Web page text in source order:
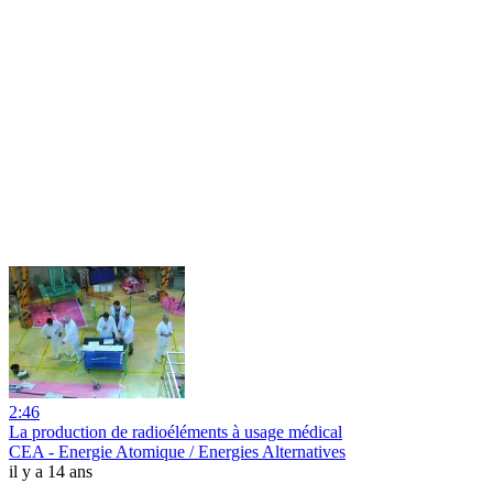
2:46
La production de radioéléments à usage médical
CEA - Energie Atomique / Energies Alternatives
il y a 14 ans